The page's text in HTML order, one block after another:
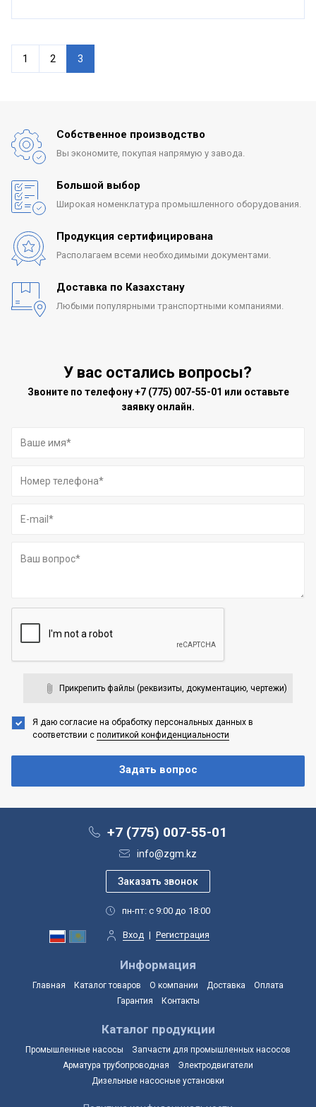
1 2 3
Собственное производство
Вы экономите, покупая напрямую у завода.
Большой выбор
Широкая номенклатура промышленного оборудования.
Продукция сертифицирована
Располагаем всеми необходимыми документами.
Доставка по Казахстану
Любыми популярными транспортными компаниями.
У вас остались вопросы?
Звоните по телефону+7 (775) 007-55-01 или оставьте
заявку онлайн.
Прикрепить файлы (реквизиты, документацию, чертежи)
Я даю согласие на обработку персональных данных в
соответствии с политикой конфиденциальности
+7 (775) 007-55-01
info@zgm.kz
пн-пт: с 9:00 до 18:00
Вход | Регистрация
Информация
Главная Каталог товаров О компании Доставка
Оплата
Гарантия
Контакты
Каталог продукции
Промышленные насосы
Запчасти для промышленных насосов
Арматура трубопроводная
Электродвигатели
Дизельные насосные установки